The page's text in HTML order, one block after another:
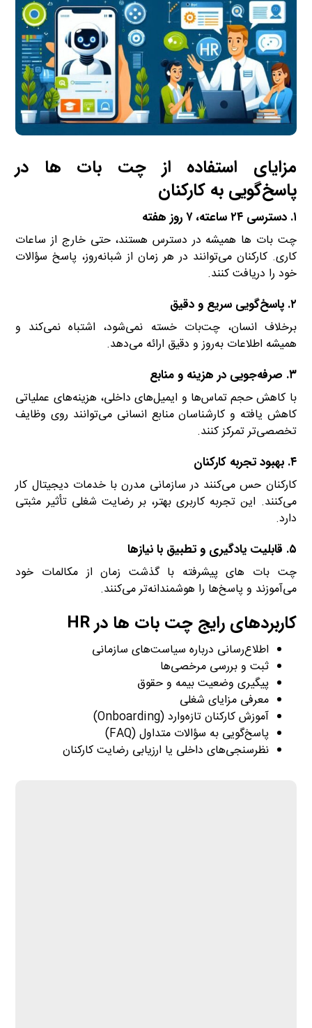
مزایای استفاده از چت بات ها در
پاسخ‌گویی به کارکنان
۱. دسترسی ۲۴ ساعته، ۷ روز هفته
چت بات ها همیشه در دسترس هستند، حتی خارج از ساعات
کاری. کارکنان می‌توانند در هر زمان از شبانه‌روز، پاسخ سؤالات
خود را دریافت کنند.
۲. پاسخ‌گویی سریع و دقیق
برخلاف انسان، چت‌بات خسته نمی‌شود، اشتباه نمی‌کند و
همیشه اطلاعات به‌روز و دقیق ارائه می‌دهد.
۳. صرفه‌جویی در هزینه و منابع
با کاهش حجم تماس‌ها و ایمیل‌های داخلی، هزینه‌های عملیاتی
کاهش یافته و کارشناسان منابع انسانی می‌توانند روی وظایف
تخصصی‌تر تمرکز کنند.
۴. بهبود تجربه کارکنان
کارکنان حس می‌کنند در سازمانی مدرن با خدمات دیجیتال کار
می‌کنند. این تجربه کاربری بهتر، بر رضایت شغلی تأثیر مثبتی
دارد.
۵. قابلیت یادگیری و تطبیق با نیازها
چت بات های پیشرفته با گذشت زمان از مکالمات خود
می‌آموزند و پاسخ‌ها را هوشمندانه‌تر می‌کنند.
کاربردهای رایج چت بات ها در HR
اطلاع‌رسانی درباره سیاست‌های سازمانی
ثبت و بررسی مرخصی‌ها
پیگیری وضعیت بیمه و حقوق
معرفی مزایای شغلی
آموزش کارکنان تازه‌وارد (Onboarding)
پاسخ‌گویی به سؤالات متداول (FAQ)
نظرسنجی‌های داخلی یا ارزیابی رضایت کارکنان